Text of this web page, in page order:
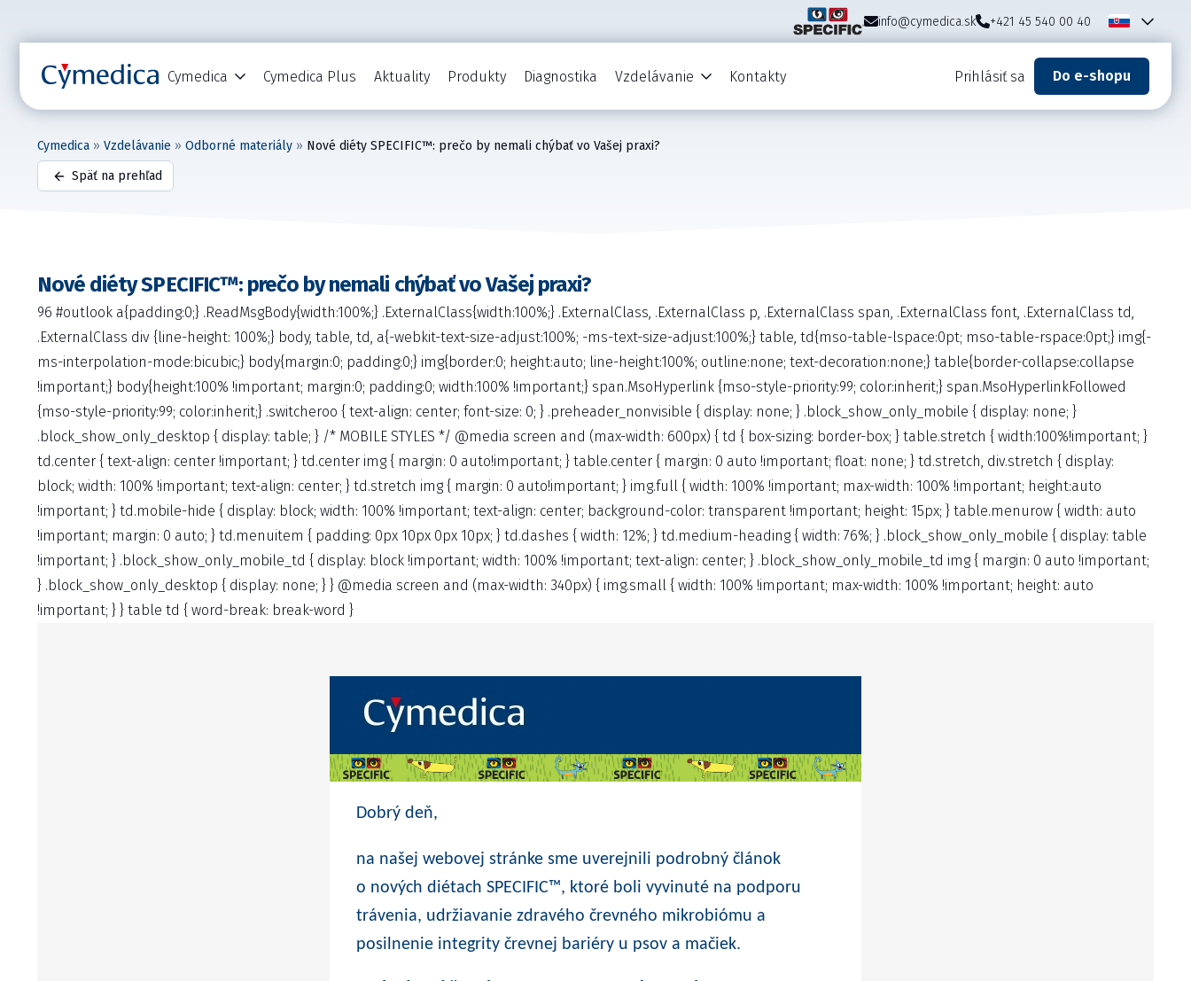
info@cymedica.sk +421 45 540 00 40
Cymedica Cymedica Plus Aktuality Produkty Diagnostika Vzdelávanie Kontakty Prihlásiť sa Do e-shopu
Cymedica » Vzdelávanie » Odborné materiály » Nové diéty SPECIFIC™: prečo by nemali chýbať vo Vašej praxi?
Späť na prehľad
Nové diéty SPECIFIC™: prečo by nemali chýbať vo Vašej praxi?
96 #outlook a{padding:0;} .ReadMsgBody{width:100%;} .ExternalClass{width:100%;} .ExternalClass, .ExternalClass p, .ExternalClass span, .ExternalClass font, .ExternalClass td,
.ExternalClass div {line-height: 100%;} body, table, td, a{-webkit-text-size-adjust:100%; -ms-text-size-adjust:100%;} table, td{mso-table-lspace:0pt; mso-table-rspace:0pt;} img{-
ms-interpolation-mode:bicubic;} body{margin:0; padding:0;} img{border:0; height:auto; line-height:100%; outline:none; text-decoration:none;} table{border-collapse:collapse
!important;} body{height:100% !important; margin:0; padding:0; width:100% !important;} span.MsoHyperlink {mso-style-priority:99; color:inherit;} span.MsoHyperlinkFollowed
{mso-style-priority:99; color:inherit;} .switcheroo { text-align: center; font-size: 0; } .preheader_nonvisible { display: none; } .block_show_only_mobile { display: none; }
.block_show_only_desktop { display: table; } /* MOBILE STYLES */ @media screen and (max-width: 600px) { td { box-sizing: border-box; } table.stretch { width:100%!important; }
td.center { text-align: center !important; } td.center img { margin: 0 auto!important; } table.center { margin: 0 auto !important; float: none; } td.stretch, div.stretch { display:
block; width: 100% !important; text-align: center; } td.stretch img { margin: 0 auto!important; } img.full { width: 100% !important; max-width: 100% !important; height:auto
!important; } td.mobile-hide { display: block; width: 100% !important; text-align: center; background-color: transparent !important; height: 15px; } table.menurow { width: auto
!important; margin: 0 auto; } td.menuitem { padding: 0px 10px 0px 10px; } td.dashes { width: 12%; } td.medium-heading { width: 76%; } .block_show_only_mobile { display: table
!important; } .block_show_only_mobile_td { display: block !important; width: 100% !important; text-align: center; } .block_show_only_mobile_td img { margin: 0 auto !important;
} .block_show_only_desktop { display: none; } } @media screen and (max-width: 340px) { img.small { width: 100% !important; max-width: 100% !important; height: auto
!important; } } table td { word-break: break-word }
Dobrý deň,
na našej webovej stránke sme uverejnili podrobný článok
o nových diétach SPECIFIC™, ktoré boli vyvinuté na podporu
trávenia, udržiavanie zdravého črevného mikrobiómu a
posilnenie integrity črevnej bariéry u psov a mačiek.